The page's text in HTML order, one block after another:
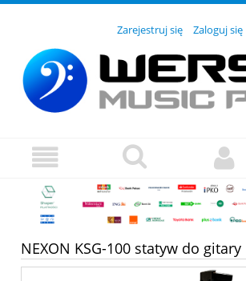
Zarejestruj się Zaloguj się
NEXON KSG-100 statyw do gitary